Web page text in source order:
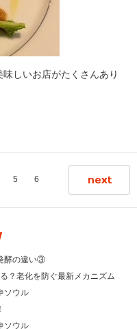
しいお店がたくさんあり
5 6 next
酵の違い③
？老化を防ぐ最新メカニズム
ソウル
ソウル